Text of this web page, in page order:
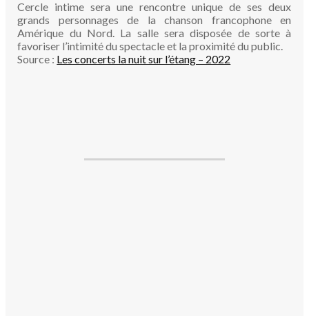
Cercle intime sera une rencontre unique de ses deux
grands personnages de la chanson francophone en
Amérique du Nord. La salle sera disposée de sorte à
favoriser l’intimité du spectacle et la proximité du public.
Source : Les concerts la nuit sur l’étang – 2022